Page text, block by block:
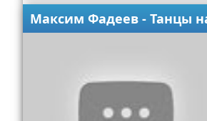
Максим Фадеев - Танцы